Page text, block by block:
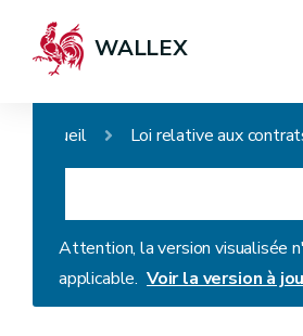
WALLEX
Accueil Loi relative aux
Attention, la version visualisée
applicable. Voir la version à